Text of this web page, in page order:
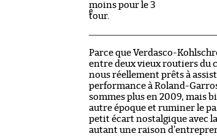
moins pour le 3
e
tour.
Parce que Verdasco-
entre deux vieux routiers du
nous réellement prêts à
performance à Roland-
sommes plus en 2009, mais
autre époque et ruminer le
petit écart nostalgique avec
autant une raison